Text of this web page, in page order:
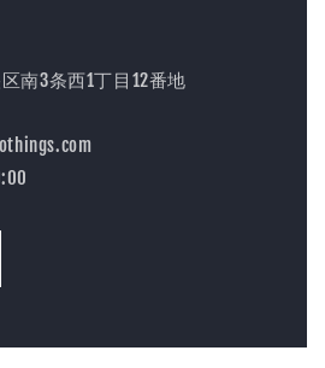
南3条西1丁目12番地